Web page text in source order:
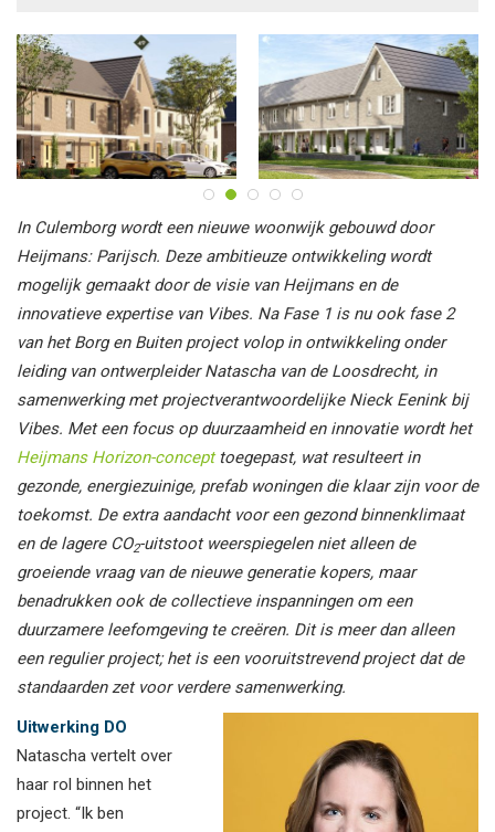
In Culemborg wordt een nieuwe woonwijk gebouwd door
Heijmans: Parijsch. Deze ambitieuze ontwikkeling wordt
mogelijk gemaakt door de visie van Heijmans en de
innovatieve expertise van Vibes. Na Fase 1 is nu ook fase 2
van het Borg en Buiten project volop in ontwikkeling onder
leiding van ontwerpleider Natascha van de Loosdrecht, in
samenwerking met projectverantwoordelijke Nieck Eenink bij
Vibes. Met een focus op duurzaamheid en innovatie wordt het
Heijmans Horizon-concepttoegepast, wat resulteert in
gezonde, energiezuinige, prefab woningen die klaar zijn voor de
toekomst. De extra aandacht voor een gezond binnenklimaat
en de lagere CO2-uitstoot weerspiegelen niet alleen de
groeiende vraag van de nieuwe generatie kopers, maar
benadrukken ook de collectieve inspanningen om een
duurzamere leefomgeving te creëren. Dit is meer dan alleen
een regulier project; het is een vooruitstrevend project dat de
standaarden zet voor verdere samenwerking.
Uitwerking DO
Natascha vertelt over
haar rol binnen het
project. “Ik ben